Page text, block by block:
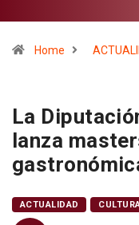
Home
La
lanza
ACTUALIDAD